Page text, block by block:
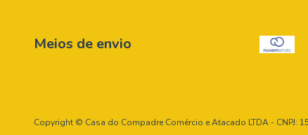
Meios de envio
Copyright © Casa do Compadre Comércio e Atacado LTDA - CNPJ: